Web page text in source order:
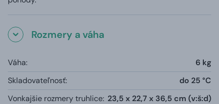
Rozmery a váha
Váha:
6 kg
Skladovateľnosť:
do 25 °C
Vonkajšie rozmery truhlice: 23,5 x 22,7 x 36,5 cm (v:š:d)